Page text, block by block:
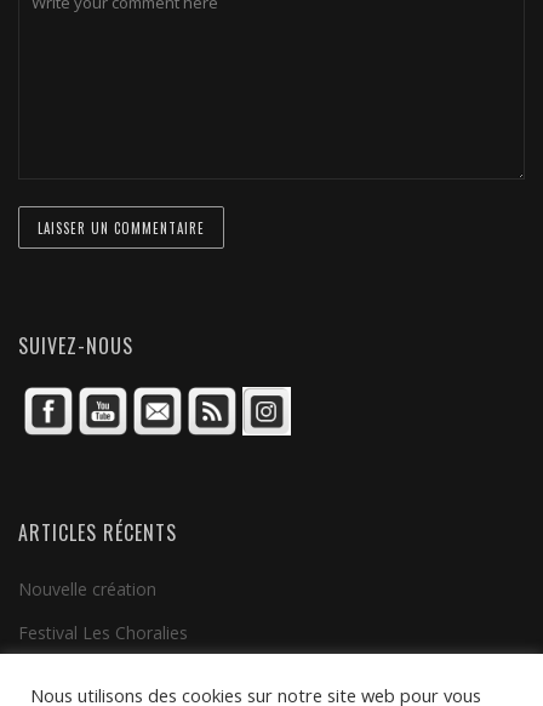
SUIVEZ-NOUS
ARTICLES RÉCENTS
Nouvelle création
Festival Les Choralies
Nous utilisons des cookies sur notre site web pour vous